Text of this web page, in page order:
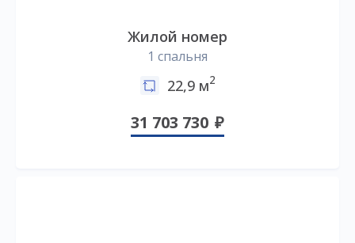
Жилой номер
1 спальня
22,9 м2
31 703 730